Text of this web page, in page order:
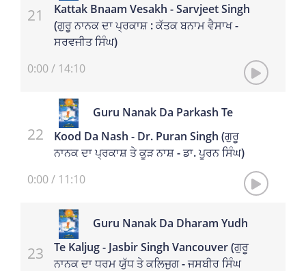
Kattak Bnaam Vesakh - Sarvjeet Singh
(ਗੁਰੂ ਨਾਨਕ ਦਾ ਪ੍ਰਕਾਸ਼ : ਕੱਤਕ ਬਨਾਮ ਵੈਸਾਖ -
ਸਰਵਜੀਤ ਸਿੰਘ)
0:00/ 14:10
Guru Nanak Da Parkash Te
Kood Da Nash - Dr. Puran Singh (ਗੁਰੂ
ਨਾਨਕ ਦਾ ਪ੍ਰਕਾਸ਼ ਤੇ ਕੂੜ ਨਾਸ਼ - ਡਾ. ਪੂਰਨ ਸਿੰਘ)
0:00/ 11:10
Guru Nanak Da Dharam Yudh
Te Kaljug - Jasbir Singh Vancouver (ਗੁਰੂ
ਨਾਨਕ ਦਾ ਧਰਮ ਯੁੱਧ ਤੇ ਕਲਿਜੁਗ - ਜਸਬੀਰ ਸਿੰਘ